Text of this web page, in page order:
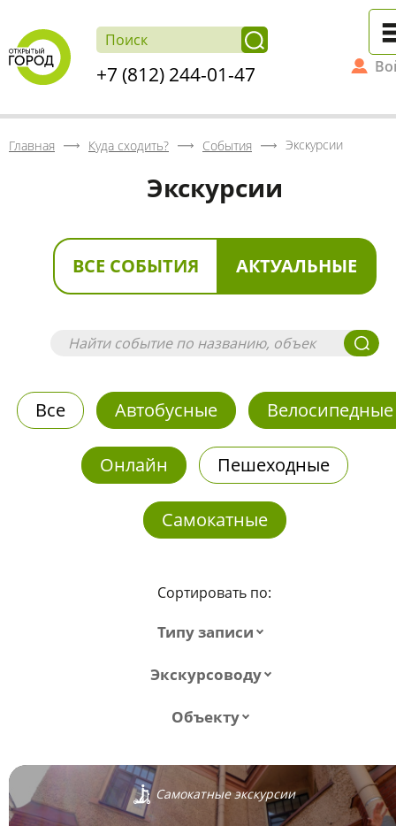
+7 (812) 244-01-47
Главная Куда сходить? События Экскурсии
Экскурсии
ВСЕ СОБЫТИЯ АКТУАЛЬНЫЕ
Все Автобусные Велосипедные
Онлайн Пешеходные
Самокатные
Сортировать по:
Типу записи
Экскурсоводу
Объекту
Самокатные экскурсии